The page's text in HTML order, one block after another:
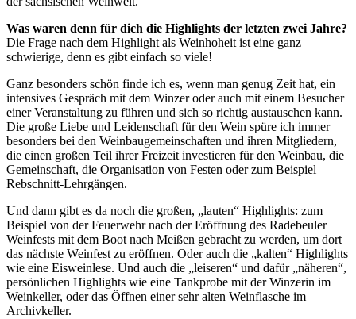
Was waren denn für dich die Highlights der letzten zwei Jahre?
Die Frage nach dem Highlight als Weinhoheit ist eine ganz
schwierige, denn es gibt einfach so viele!
Ganz besonders schön finde ich es, wenn man genug Zeit hat, ein
intensives Gespräch mit dem Winzer oder auch mit einem Besucher
einer Veranstaltung zu führen und sich so richtig austauschen kann.
Die große Liebe und Leidenschaft für den Wein spüre ich immer
besonders bei den Weinbaugemeinschaften und ihren Mitgliedern,
die einen großen Teil ihrer Freizeit investieren für den Weinbau, die
Gemeinschaft, die Organisation von Festen oder zum Beispiel
Rebschnitt-Lehrgängen.
Und dann gibt es da noch die großen, „lauten“ Highlights: zum
Beispiel von der Feuerwehr nach der Eröffnung des Radebeuler
Weinfests mit dem Boot nach Meißen gebracht zu werden, um dort
das nächste Weinfest zu eröffnen. Oder auch die „kalten“ Highlights
wie eine Eisweinlese. Und auch die „leiseren“ und dafür „näheren“,
persönlichen Highlights wie eine Tankprobe mit der Winzerin im
Weinkeller, oder das Öffnen einer sehr alten Weinflasche im
Archivkeller.